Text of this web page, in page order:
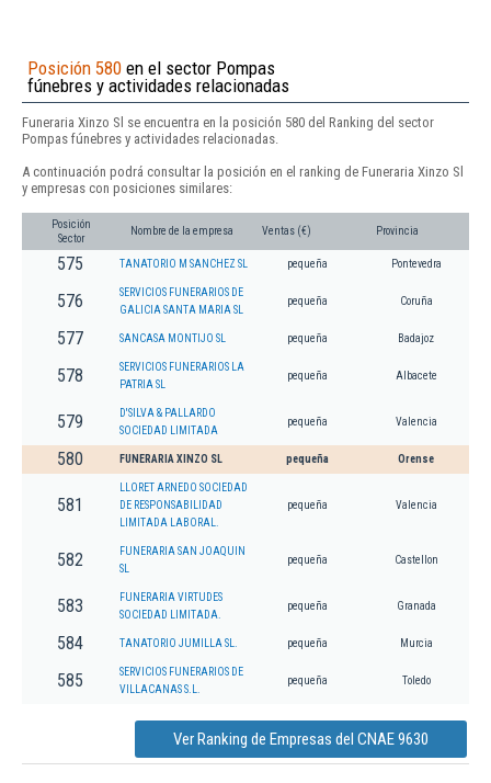
Posición 580 en el sector Pompas
fúnebres y actividades relacionadas
Funeraria Xinzo Sl se encuentra en la posición 580 del Ranking del sector
Pompas fúnebres y actividades relacionadas.
A continuación podrá consultar la posición en el ranking de Funeraria Xinzo Sl
y empresas con posiciones similares:
Posición
Sector
Nombre de la empresa Ventas (€) Provincia
575 TANATORIO M SANCHEZ SL pequeña Pontevedra
576
SERVICIOS FUNERARIOS DE
GALICIA SANTA MARIA SL
pequeña Coruña
577 SANCASA MONTIJO SL pequeña Badajoz
578
SERVICIOS FUNERARIOS LA
PATRIA SL
pequeña Albacete
579
D'SILVA & PALLARDO
SOCIEDAD LIMITADA
pequeña Valencia
580 FUNERARIA XINZO SL pequeña Orense
581
LLORET ARNEDO SOCIEDAD
DE RESPONSABILIDAD
LIMITADA LABORAL.
pequeña Valencia
582
FUNERARIA SAN JOAQUIN
SL
pequeña Castellon
583
FUNERARIA VIRTUDES
SOCIEDAD LIMITADA.
pequeña Granada
584 TANATORIO JUMILLA SL. pequeña Murcia
585
SERVICIOS FUNERARIOS DE
VILLACANAS S.L.
pequeña Toledo
Ver Ranking de Empresas del CNAE 9630